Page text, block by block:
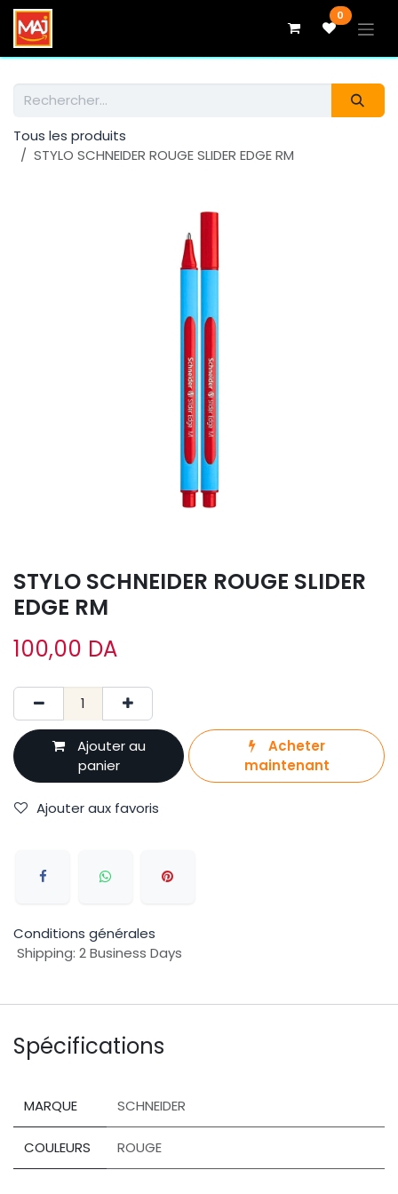
Se rendre au contenu 0
Tous les produits
STYLO SCHNEIDER ROUGE SLIDER EDGE RM
STYLO SCHNEIDER ROUGE SLIDER
EDGE RM
100,00 DA
Ajouter au
panier
Acheter
maintenant
Ajouter aux favoris
Conditions générales
Shipping: 2 Business Days
Spécifications
MARQUE SCHNEIDER
COULEURS ROUGE